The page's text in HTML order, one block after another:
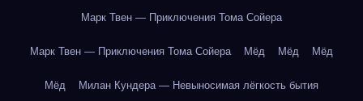
Марк Твен — Приключения Тома Сойера
Марк Твен — Приключения Тома Сойера Мёд Мёд Мёд
Мёд Милан Кундера — Невыносимая лёгкость бытия